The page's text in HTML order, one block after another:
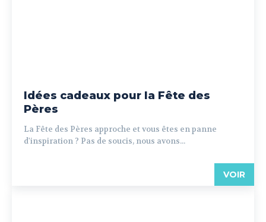
Idées cadeaux pour la Fête des
Pères
La Fête des Pères approche et vous êtes en panne
d'inspiration ? Pas de soucis, nous avons...
VOIR